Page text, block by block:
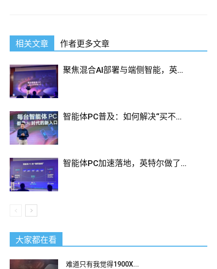
相关文章 作者更多文章
聚焦混合AI部署与端侧智能，英...
智能体PC普及：如何解决“买不...
智能体PC加速落地，英特尔做了...
大家都在看
难道只有我觉得1900X...